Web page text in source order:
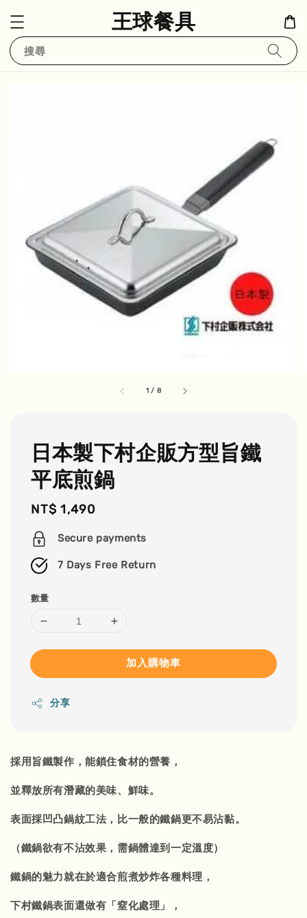
王球餐具
搜尋
1 / 8
日本製下村企販方型旨鐵
平底煎鍋
Regular
price
NT$ 1,490
Secure payments
7 Days Free Return
數量
加入購物車
分享
採用旨鐵製作，能鎖住食材的營養，
並釋放所有潛藏的美味、鮮味。
表面採凹凸鍋紋工法，比一般的鐵鍋更不易沾黏。
（鐵鍋欲有不沾效果，需鍋體達到一定溫度）
鐵鍋的魅力就在於適合煎煮炒炸各種料理，
下村鐵鍋表面還做有「窒化處理」，